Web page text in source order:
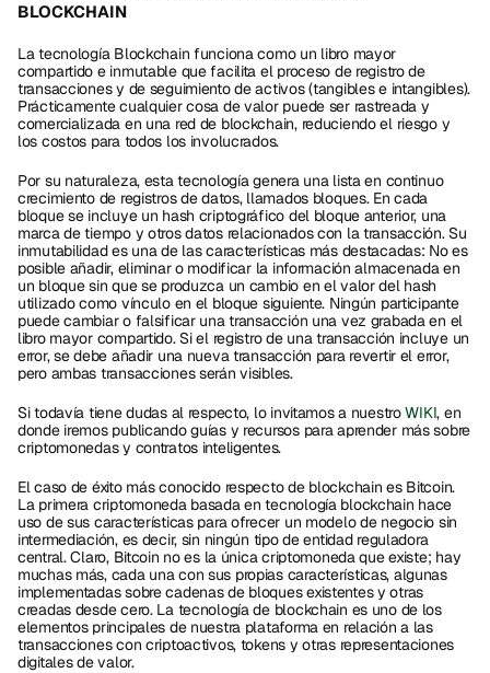
BLOCKCHAIN
La tecnología Blockchain funciona como un libro mayor
compartido e inmutable que facilita el proceso de registro de
transacciones y de seguimiento de activos (tangibles e intangibles).
Prácticamente cualquier cosa de valor puede ser rastreada y
comercializada en una red de blockchain, reduciendo el riesgo y
los costos para todos los involucrados.
Por su naturaleza, esta tecnología genera una lista en continuo
crecimiento de registros de datos, llamados bloques. En cada
bloque se incluye un hash criptográfico del bloque anterior, una
marca de tiempo y otros datos relacionados con la transacción. Su
inmutabilidad es una de las características más destacadas: No es
posible añadir, eliminar o modificar la información almacenada en
un bloque sin que se produzca un cambio en el valor del hash
utilizado como vínculo en el bloque siguiente. Ningún participante
puede cambiar o falsificar una transacción una vez grabada en el
libro mayor compartido. Si el registro de una transacción incluye un
error, se debe añadir una nueva transacción para revertir el error,
pero ambas transacciones serán visibles.
Si todavía tiene dudas al respecto, lo invitamos a nuestro WIKI, en
donde iremos publicando guías y recursos para aprender más sobre
criptomonedas y contratos inteligentes.
El caso de éxito más conocido respecto de blockchain es Bitcoin.
La primera criptomoneda basada en tecnología blockchain hace
uso de sus características para ofrecer un modelo de negocio sin
intermediación, es decir, sin ningún tipo de entidad reguladora
central. Claro, Bitcoin no es la única criptomoneda que existe; hay
muchas más, cada una con sus propias características, algunas
implementadas sobre cadenas de bloques existentes y otras
creadas desde cero. La tecnología de blockchain es uno de los
elementos principales de nuestra plataforma en relación a las
transacciones con criptoactivos, tokens y otras representaciones
digitales de valor.